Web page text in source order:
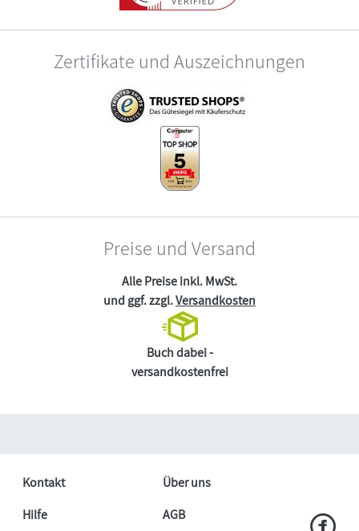
Zertifikate und Auszeichnungen
Preise und Versand
Alle Preise inkl. MwSt.
und ggf. zzgl.Versandkosten
Buch dabei -
versandkostenfrei
Kontakt
Über uns
Hilfe
AGB